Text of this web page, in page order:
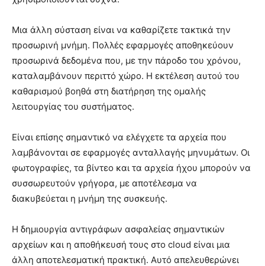
Μια άλλη σύσταση είναι να καθαρίζετε τακτικά την
προσωρινή μνήμη. Πολλές εφαρμογές αποθηκεύουν
προσωρινά δεδομένα που, με την πάροδο του χρόνου,
καταλαμβάνουν περιττό χώρο. Η εκτέλεση αυτού του
καθαρισμού βοηθά στη διατήρηση της ομαλής
λειτουργίας του συστήματος.
Είναι επίσης σημαντικό να ελέγχετε τα αρχεία που
λαμβάνονται σε εφαρμογές ανταλλαγής μηνυμάτων. Οι
φωτογραφίες, τα βίντεο και τα αρχεία ήχου μπορούν να
συσσωρευτούν γρήγορα, με αποτέλεσμα να
διακυβεύεται η μνήμη της συσκευής.
Η δημιουργία αντιγράφων ασφαλείας σημαντικών
αρχείων και η αποθήκευσή τους στο cloud είναι μια
άλλη αποτελεσματική πρακτική. Αυτό απελευθερώνει